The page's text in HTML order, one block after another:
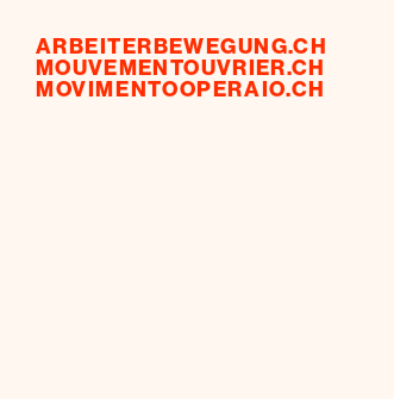
ARBEITERBEWEGUNG.CH
MOUVEMENTOUVRIER.CH
MOVIMENTOOPERAIO.CH